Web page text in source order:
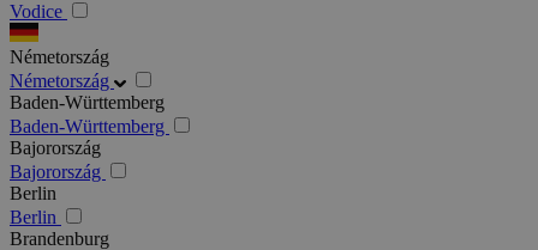
Vodice
Németország
Németország
Baden-Württemberg
Baden-Württemberg
Bajorország
Bajorország
Berlin
Berlin
Brandenburg